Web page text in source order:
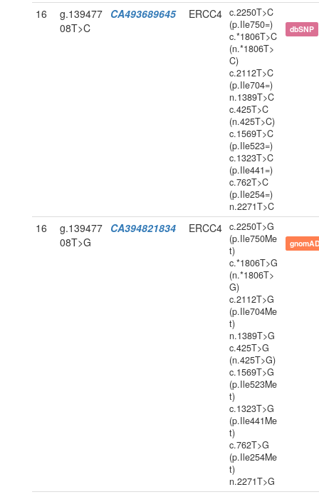
16
g.139477
08T>C
CA493689645 ERCC4 c.2250T>C
(p.Ile750=)
c.*1806T>C
(n.*1806T>
C)
c.2112T>C
(p.Ile704=)
n.1389T>C
c.425T>C
(n.425T>C)
c.1569T>C
(p.Ile523=)
c.1323T>C
(p.Ile441=)
c.762T>C
(p.Ile254=)
n.2271T>C
dbSNP
16
g.139477
08T>G
CA394821834 ERCC4 c.2250T>G
(p.Ile750Me
t)
c.*1806T>G
(n.*1806T>
G)
c.2112T>G
(p.Ile704Me
t)
n.1389T>G
c.425T>G
(n.425T>G)
c.1569T>G
(p.Ile523Me
t)
c.1323T>G
(p.Ile441Me
t)
c.762T>G
(p.Ile254Me
t)
n.2271T>G